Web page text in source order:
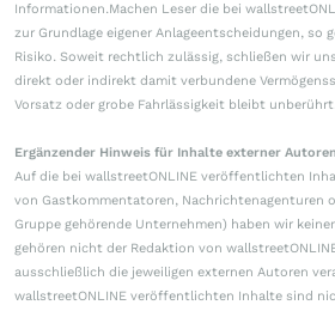
Informationen.Machen Leser die bei
zur Grundlage eigener Anlageentscheidungen, so
Risiko. Soweit rechtlich zulässig, schließen wir
direkt oder indirekt damit verbundene
Vorsatz oder grobe Fahrlässigkeit bleibt
Ergänzender Hinweis für Inhalte externer
Auf die bei wallstreetONLINE veröffentlichten
von Gastkommentatoren, Nachrichtenagenturen
Gruppe gehörende Unternehmen) haben wir
gehören nicht der Redaktion von
ausschließlich die jeweiligen externen Autoren
wallstreetONLINE veröffentlichten Inhalte sind